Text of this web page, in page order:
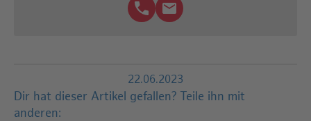
22.06.2023
Dir hat dieser Artikel gefallen? Teile ihn mit
anderen: